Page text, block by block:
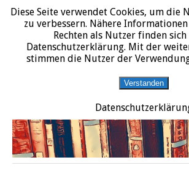
START DATENSCHUTZERKLÄRUNG
JURALIT
Rezensionen juristischer
Diese Seite verwendet Cookies, um
zu verbessern. Nähere
Rechten als Nutzer finden
Datenschutzerklärung. Mit der
stimmen die Nutzer der
Verstanden